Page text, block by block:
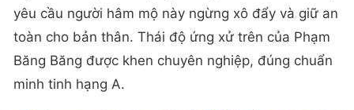
yêu cầu người hâm mộ này ngừng xô đẩy và giữ an
toàn cho bản thân. Thái độ ứng xử trên của Phạm
Băng Băng được khen chuyên nghiệp, đúng chuẩn
minh tinh hạng A.